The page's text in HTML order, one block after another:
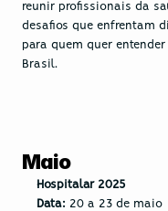
reunir profissionais da
desafios que enfrentam
para quem quer
Brasil.
Maio
Hospitalar 2025
Data: 20 a 23 de maio